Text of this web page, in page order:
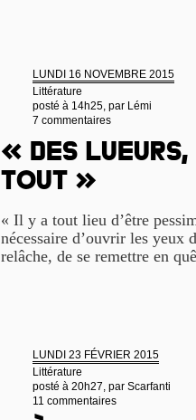
LUNDI 16 NOVEMBRE 2015
Littérature
posté à 14h25, par Lémi
7 commentaires
« Des
tout »
« Il y a tout lieu d’être
nécessaire d’ouvrir les yeux
relâche, de se remettre en
LUNDI 23 FÉVRIER 2015
Littérature
posté à 20h27, par Scarfanti
11 commentaires